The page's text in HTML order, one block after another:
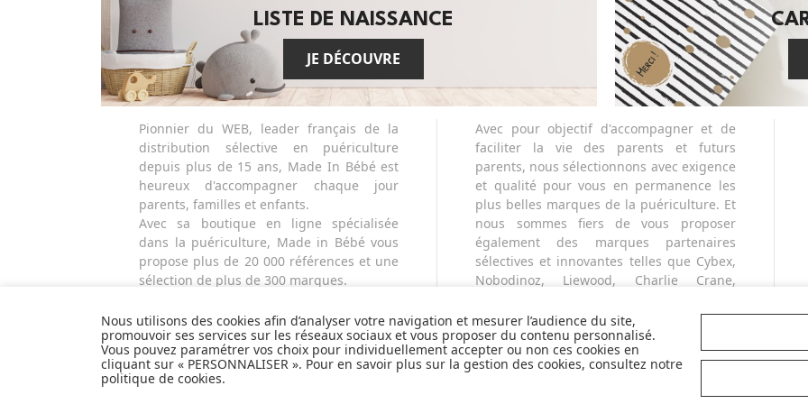
LISTE DE NAISSANCE
JE DÉCOUVRE
Pionnier du WEB, leader français de la
distribution sélective en puériculture
depuis plus de 15 ans, Made In Bébé est
heureux d'accompagner chaque jour
parents, familles et enfants.
Avec sa boutique en ligne spécialisée
dans la puériculture, Made in Bébé vous
propose plus de 20 000 références et une
sélection de plus de 300 marques.
heureux événement ou faire plaisir à vos
proches et à vous-même, découvrez tout
notre univers et articles de produits de
puériculture, équipement bébé, hygiène
Avec pour objectif d'accompagner et de
faciliter la vie des parents et futurs
parents, nous sélectionnons avec exigence
et qualité pour vous en permanence les
plus belles marques de la puériculture. Et
nous sommes fiers de vous proposer
également des marques partenaires
sélectives et innovantes telles que Cybex,
Nobodinoz, Liewood, Charlie Crane,
Pour mieux vous accompagner dans vos
choix, retrouvez nos labels pour
sélectionner les meilleurs articles pour
votre bébé : Made in France, Greenable,
Nous utilisons des cookies afin d’analyser votre navigation et mesurer l’audience du site,
promouvoir ses services sur les réseaux sociaux et vous proposer du contenu personnalisé.
Vous pouvez paramétrer vos choix pour individuellement accepter ou non ces cookies en
cliquant sur « PERSONNALISER ». Pour en savoir plus sur la gestion des cookies, consultez notre
politique de cookies.